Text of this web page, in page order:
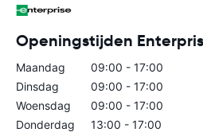
Openingstijden
Maandag
09:00 - 17:00
Dinsdag
09:00 - 17:00
Woensdag
09:00 - 17:00
Donderdag
13:00 - 17:00